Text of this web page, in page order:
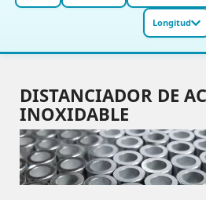
Longitud
DISTANCIADOR DE
INOXIDABLE